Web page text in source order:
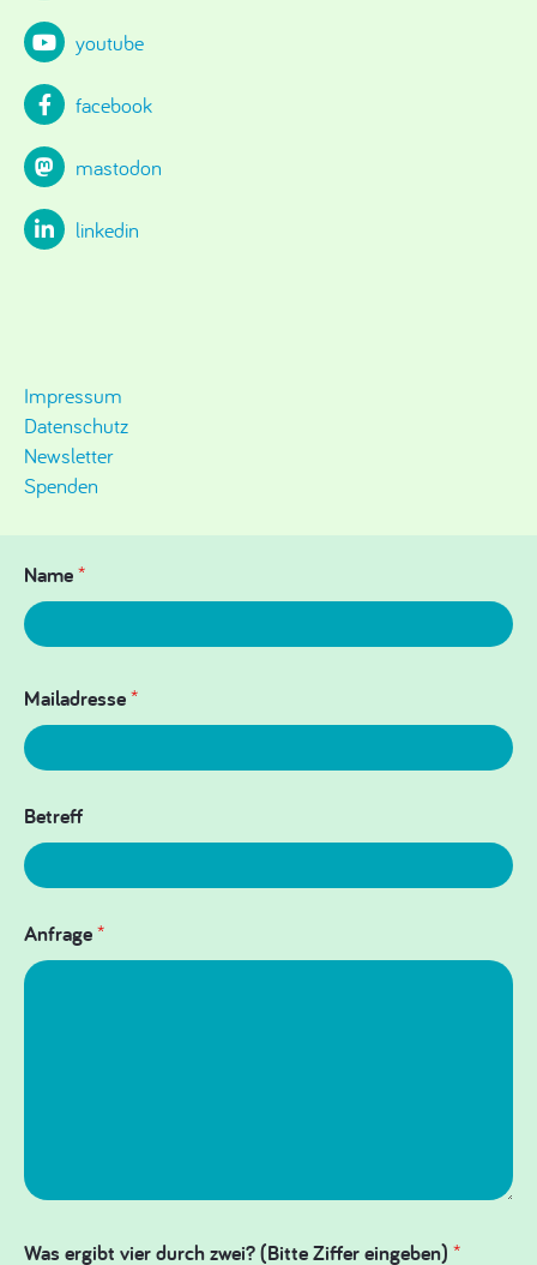
youtube
facebook
mastodon
linkedin
Impressum
Datenschutz
Newsletter
Spenden
Name*
Mailadresse*
Betreff
Anfrage*
Was ergibt vier durch zwei? (Bitte Ziffer eingeben) *